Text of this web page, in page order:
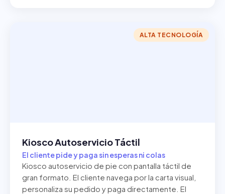
ALTA TECNOLOGÍA
Kiosco Autoservicio Táctil
El cliente pide y paga sin esperas ni colas
Kiosco autoservicio de pie con pantalla táctil de
gran formato. El cliente navega por la carta visual,
personaliza su pedido y paga directamente. El